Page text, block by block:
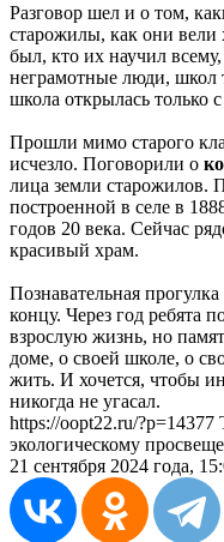
Разговор шел и о том,
старожилы, как они вели
был, кто их научил
неграмотные люди, школ
школа открылась только
Прошли мимо старого
исчезло. Поговорили о
лица земли старожилов.
построенной в селе в
годов 20 века. Сейчас
красивый храм.
Познавательная
концу. Через год ребята
взрослую жизнь, но
доме, о своей школе, о
жить. И хочется, чтобы
никогда не угасал.
https://oopt22.ru/?p=14377
экологическому
21 сентября 2024 года,